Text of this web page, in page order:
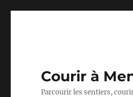
Courir à
Parcourir les sentiers,